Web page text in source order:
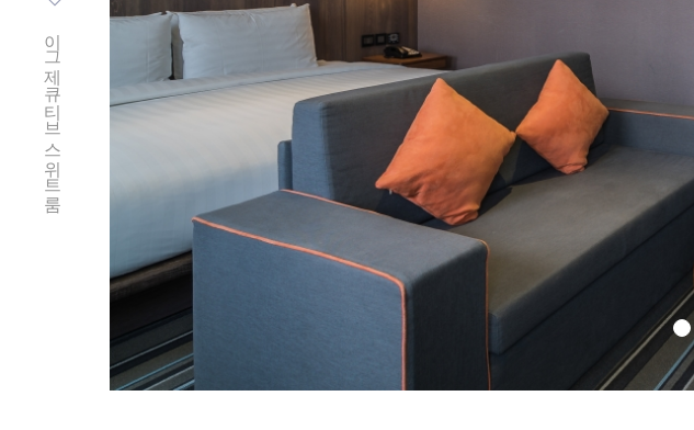
이그제큐티브 스위트룸